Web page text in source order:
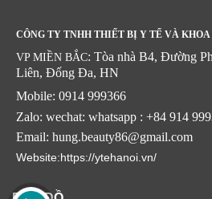
CÔNG TY TNHH THIẾT BỊ Y TẾ VÀ KHOA
VP MIỀN BẮC: Tòa nhà B4, Đường
Liên, Đống Đa, HN
Mobile: 0914 999366
Zalo: wechat: whatsapp : +84 914
Email: hung.beauty86@gmail.com
Website:https://ytehanoi.vn/